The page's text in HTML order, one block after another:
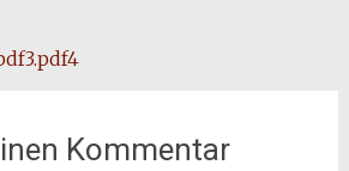
Kommentar